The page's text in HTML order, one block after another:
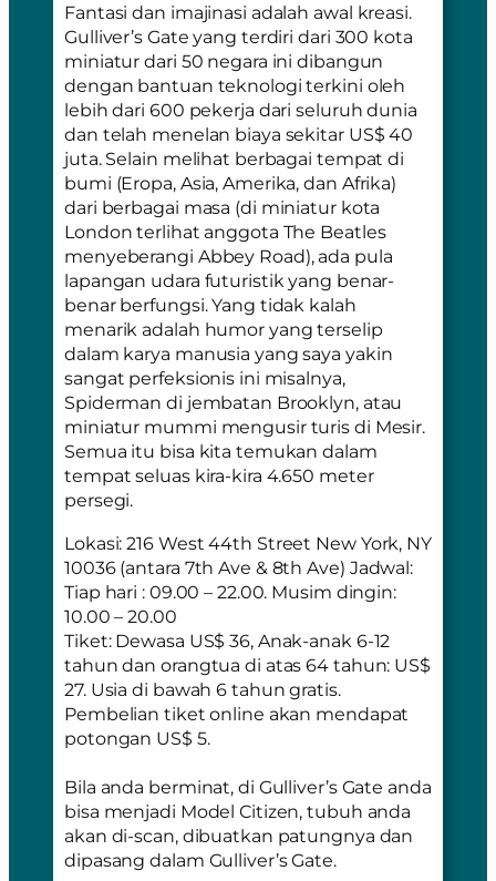
Fantasi dan imajinasi adalah awal kreasi.
Gulliver’s Gate yang terdiri dari 300 kota
miniatur dari 50 negara ini dibangun
dengan bantuan teknologi terkini oleh
lebih dari 600 pekerja dari seluruh dunia
dan telah menelan biaya sekitar US$ 40
juta. Selain melihat berbagai tempat di
bumi (Eropa, Asia, Amerika, dan Afrika)
dari berbagai masa (di miniatur kota
London terlihat anggota The Beatles
menyeberangi Abbey Road), ada pula
lapangan udara futuristik yang benar-
benar berfungsi. Yang tidak kalah
menarik adalah humor yang terselip
dalam karya manusia yang saya yakin
sangat perfeksionis ini misalnya,
Spiderman di jembatan Brooklyn, atau
miniatur mummi mengusir turis di Mesir.
Semua itu bisa kita temukan dalam
tempat seluas kira-kira 4.650 meter
persegi.
Lokasi: 216 West 44th Street New York, NY
10036 (antara 7th Ave & 8th Ave) Jadwal:
Tiap hari : 09.00 – 22.00. Musim dingin:
10.00 – 20.00
Tiket: Dewasa US$ 36, Anak-anak 6-12
tahun dan orangtua di atas 64 tahun: US$
27. Usia di bawah 6 tahun gratis.
Pembelian tiket online akan mendapat
potongan US$ 5.
Bila anda berminat, di Gulliver’s Gate anda
bisa menjadi Model Citizen, tubuh anda
akan di-scan, dibuatkan patungnya dan
dipasang dalam Gulliver’s Gate.